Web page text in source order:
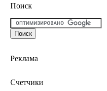
Поиск
Реклама
Счетчики